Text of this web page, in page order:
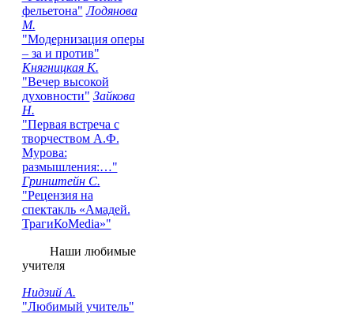
фельетона" Лодянова
М.
"Модернизация оперы
– за и против"
Княгницкая К.
"Вечер высокой
духовности" Зайкова
Н.
"Первая встреча с
творчеством А.Ф.
Мурова:
размышления:…"
Гринштейн С.
"Рецензия на
cпектакль «Амадей.
ТрагиКоMedia»"
Наши любимые
учителя
Нидзий А.
"Любимый учитель"